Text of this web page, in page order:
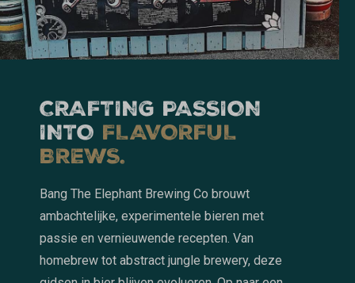
CRAFTING PASSION
INTO FLAVORFUL
BREWS.
Bang The Elephant Brewing Co brouwt
ambachtelijke, experimentele bieren met
passie en vernieuwende recepten. Van
homebrew tot abstract jungle brewery, deze